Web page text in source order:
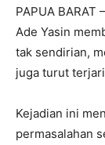
PAPUA BARAT
Ade Yasin
tak sendirian,
juga turut
Kejadian ini
permasalahan